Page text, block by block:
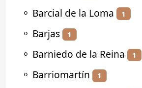
⚬ Barcial de la Loma 1
⚬ Barjas 1
⚬ Barniedo de la Reina 1
⚬ Barriomartín 1